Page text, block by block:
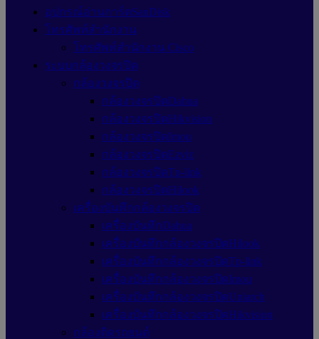
อุปกรณ์อ่านการ์ดSanDisk
โทรศัพท์สำนักงาน
โทรศัพท์สำนักงาน Cisco
ระบบกล้องวงจรปิด
กล้องวงจรปิด
กล้องวงจรปิดDahua
กล้องวงจรปิดHikvision
กล้องวงจรปิดImou
กล้องวงจรปิดEzviz
กล้องวงจรปิดTp-link
กล้องวงจรปิดHilook
เครื่องบันทึกกล้องวงจรปิด
เครื่องบันทึกDahua
เครื่องบันทึกกล้องวงจรปิดHilook
เครื่องบันทึกกล้องวงจรปิดTp-link
เครื่องบันทึกกล้องวงจรปิดImou
เครื่องบันทึกกล้องวงจรปิดUniarch
เครื่องบันทึกกล้องวงจรปิดHikvision
กล้องติดรถยนต์